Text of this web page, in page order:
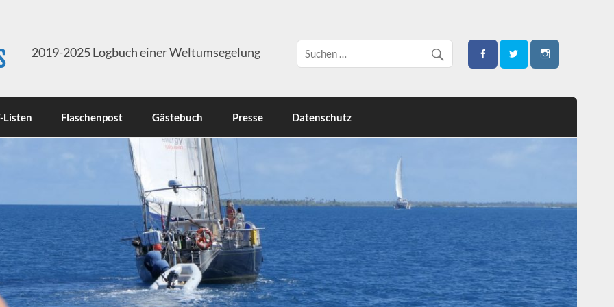
2019-2025 Logbuch einer Weltumsegelung
Listen Flaschenpost Gästebuch Presse Datenschutz